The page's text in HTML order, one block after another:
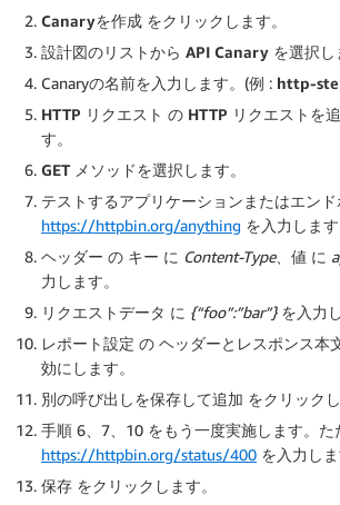
Canaryを作成 をクリックします。
設計図のリストから API Canary を選択し
Canaryの名前を入力します。(例 : http-
HTTP リクエスト の HTTP リクエストを
す。
GETメソッドを選択します。
テストするアプリケーションまたはエン
https://httpbin.org/anything を入力します
ヘッダー の キー に Content-Type、 値 に
力します。
リクエストデータ に {“foo”:”bar”}を入力し
レポート設定 の ヘッダーとレスポンス本
効にします。
別の呼び出しを保存して追加 をクリックし
手順 6、7、10 をもう一度実施します。た
https://httpbin.org/status/400 を入力しま
保存 をクリックします。